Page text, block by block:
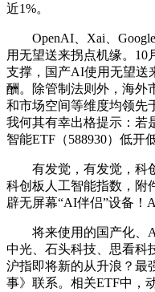
近1%。
OpenAI、Xai、Google
用无望送来拐点机缘。10
支撑，国产AI使用无望送
酬。除管制法则外，海外
和市场空间等维度均领先
我何其有幸出格提示：若
智能ETF（588930）低开
有发觉，有发觉，科创
科创板人工智能指数，附
辟无屏幕“AI伴侣”设备！
将来使用的国产化、AI
中光、石头科技、思看科
沪指即将新的从升浪？最
事》联系。相关ETF中，